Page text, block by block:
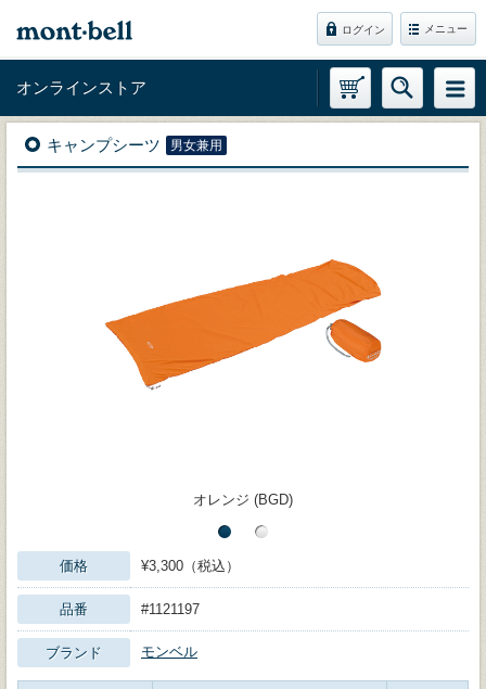
ログイン メニュー
オンラインストア
キャンプシーツ 男女兼用
オレンジ (BGD)
価格 ¥3,300（税込）
品番 #1121197
ブランド モンベル